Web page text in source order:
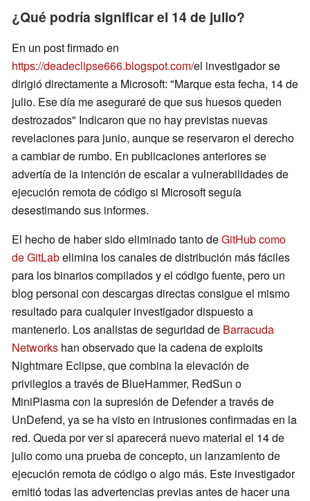
¿Qué podría significar el 14 de julio?
En un post firmado en
https://deadeclipse666.blogspot.com/el investigador se
dirigió directamente a Microsoft: "Marque esta fecha, 14 de
julio. Ese día me aseguraré de que sus huesos queden
destrozados" Indicaron que no hay previstas nuevas
revelaciones para junio, aunque se reservaron el derecho
a cambiar de rumbo. En publicaciones anteriores se
advertía de la intención de escalar a vulnerabilidades de
ejecución remota de código si Microsoft seguía
desestimando sus informes.
El hecho de haber sido eliminado tanto deGitHub como
de GitLabelimina los canales de distribución más fáciles
para los binarios compilados y el código fuente, pero un
blog personal con descargas directas consigue el mismo
resultado para cualquier investigador dispuesto a
mantenerlo. Los analistas de seguridad de Barracuda
Networks han observado que la cadena de exploits
Nightmare Eclipse, que combina la elevación de
privilegios a través de BlueHammer, RedSun o
MiniPlasma con la supresión de Defender a través de
UnDefend, ya se ha visto en intrusiones confirmadas en la
red. Queda por ver si aparecerá nuevo material el 14 de
julio como una prueba de concepto, un lanzamiento de
ejecución remota de código o algo más. Este investigador
emitió todas las advertencias previas antes de hacer una